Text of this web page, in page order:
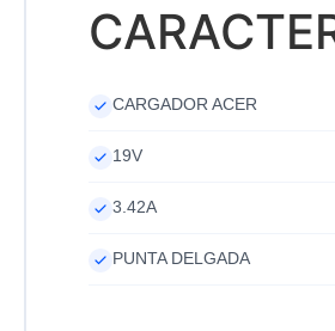
CARGADOR ACER
19V
3.42A
PUNTA DELGADA